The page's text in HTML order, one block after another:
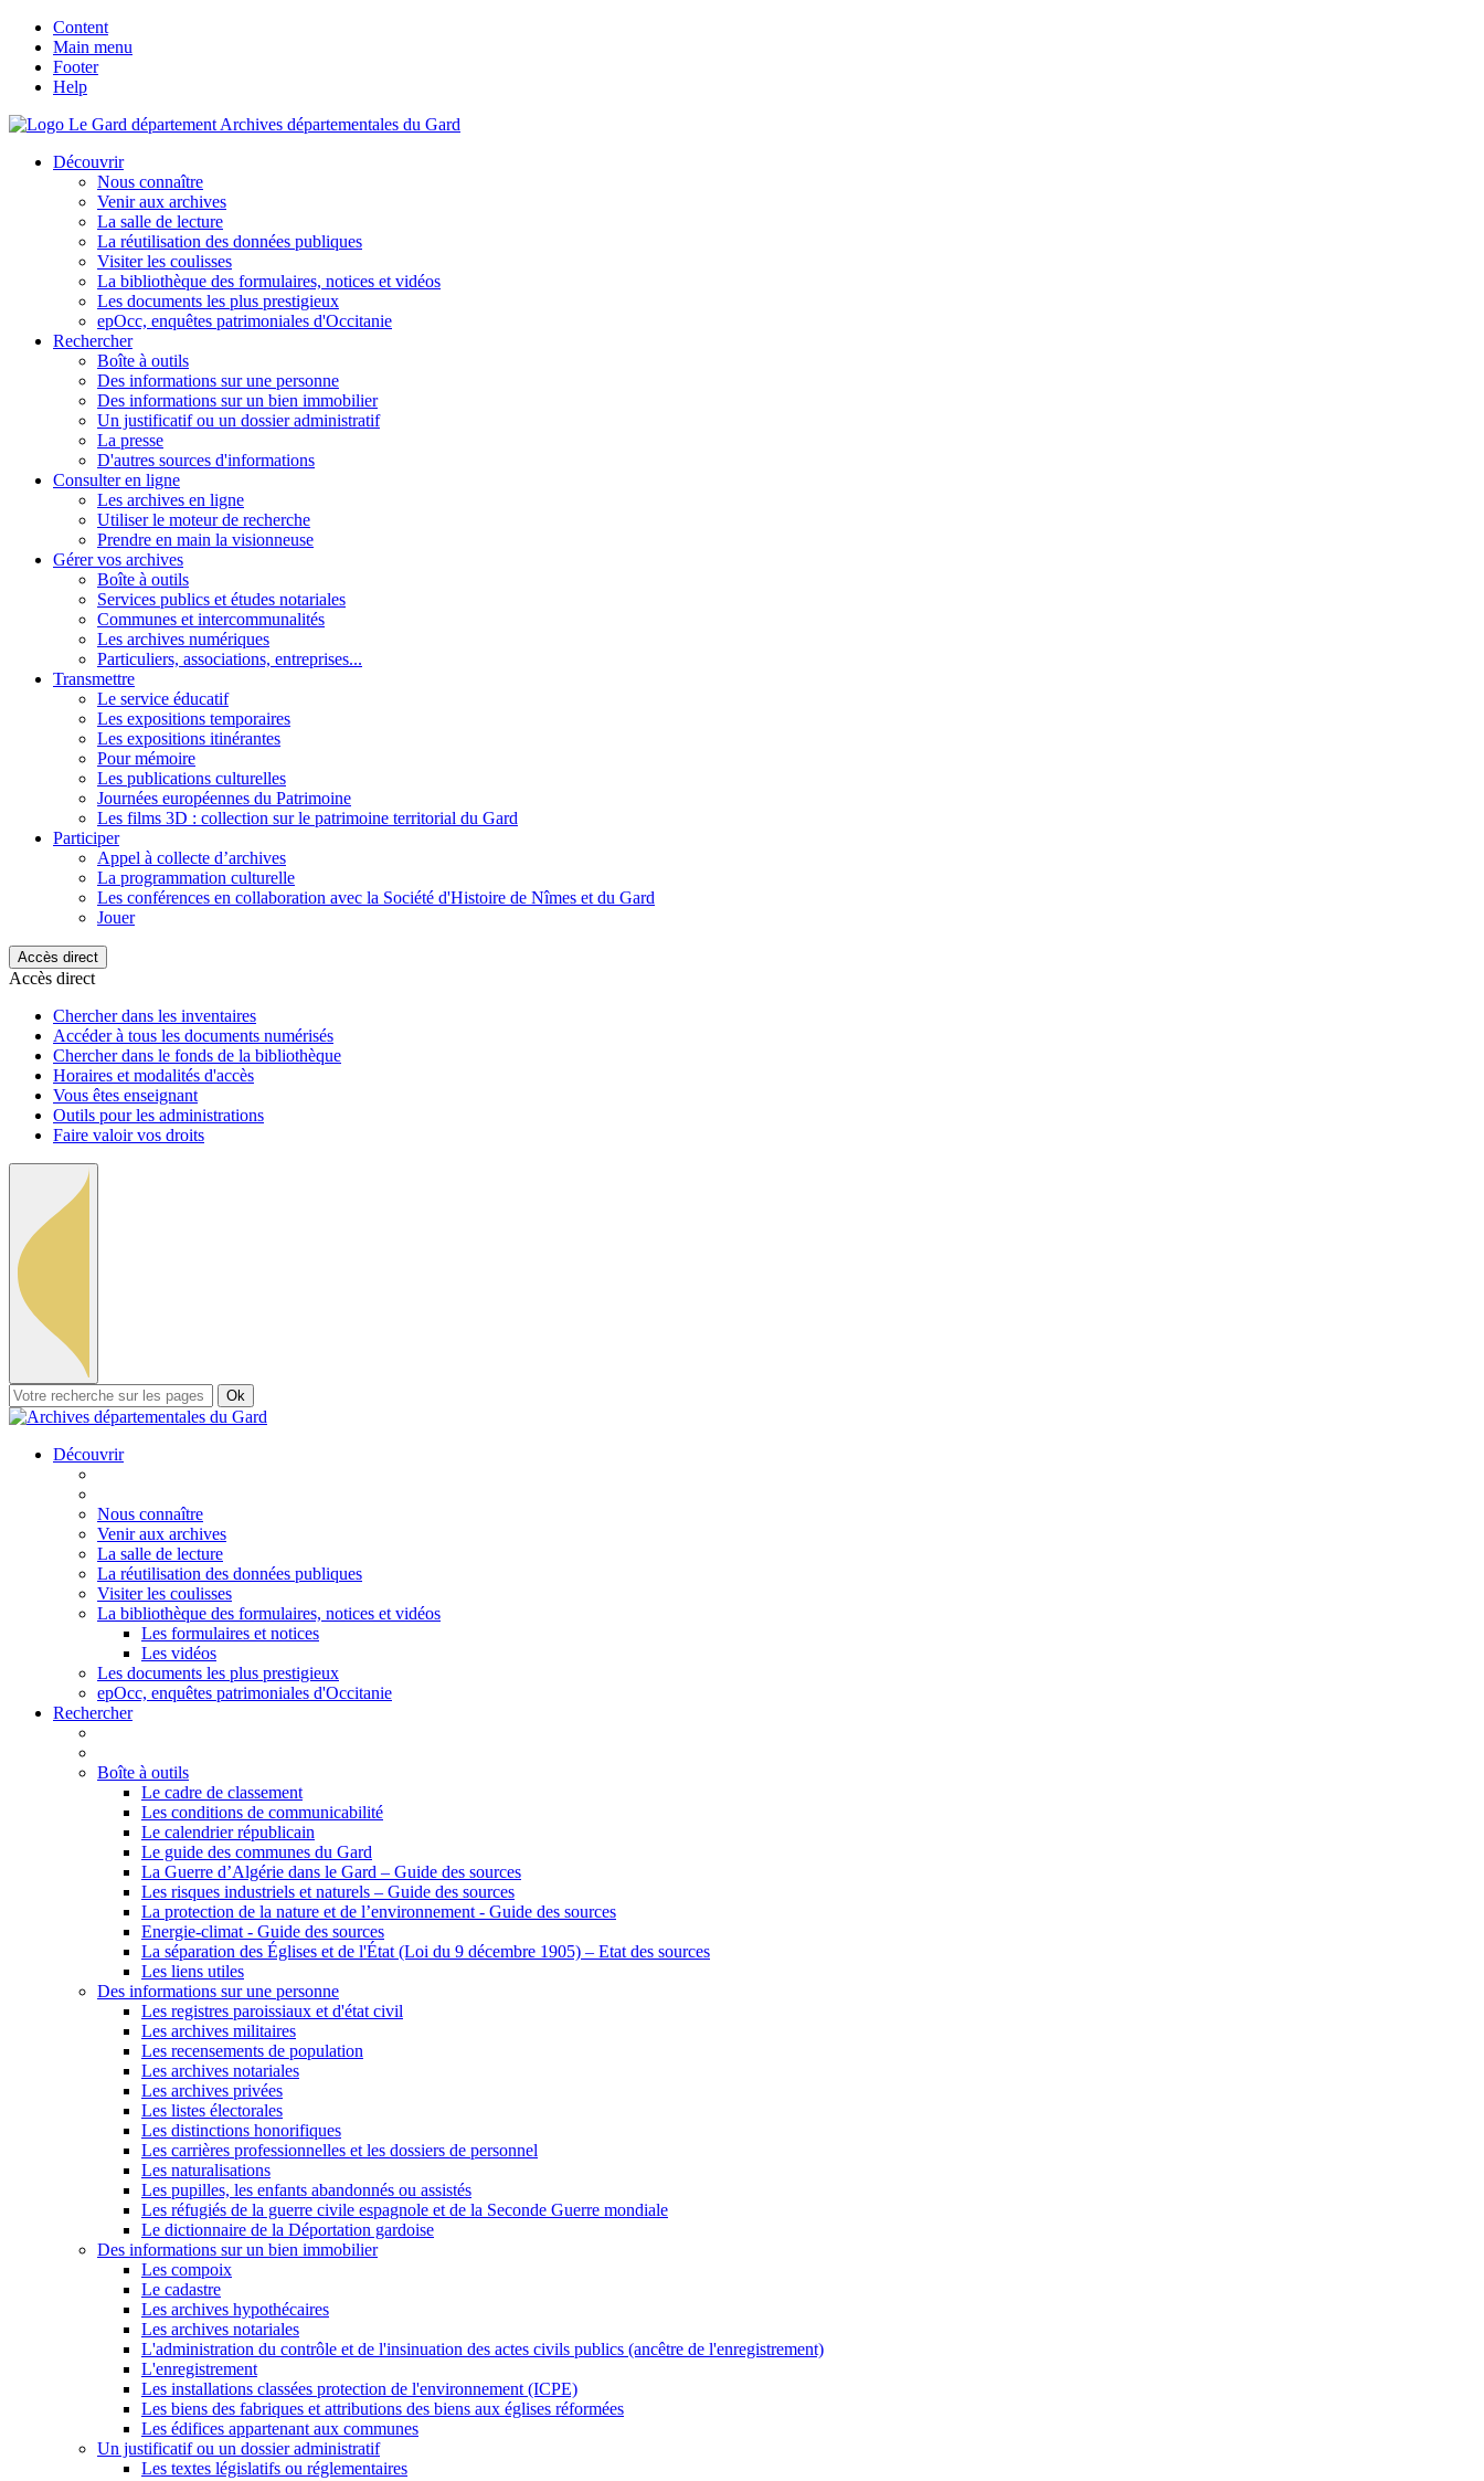
Content
Main menu
Footer
Help
Archives départementales du Gard
Découvrir
Nous connaître
Venir aux archives
La salle de lecture
La réutilisation des données publiques
Visiter les coulisses
La bibliothèque des formulaires, notices et vidéos
Les documents les plus prestigieux
epOcc, enquêtes patrimoniales d'Occitanie
Rechercher
Boîte à outils
Des informations sur une personne
Des informations sur un bien immobilier
Un justificatif ou un dossier administratif
La presse
D'autres sources d'informations
Consulter en ligne
Les archives en ligne
Utiliser le moteur de recherche
Prendre en main la visionneuse
Gérer vos archives
Boîte à outils
Services publics et études notariales
Communes et intercommunalités
Les archives numériques
Particuliers, associations, entreprises...
Transmettre
Le service éducatif
Les expositions temporaires
Les expositions itinérantes
Pour mémoire
Les publications culturelles
Journées européennes du Patrimoine
Les films 3D : collection sur le patrimoine territorial du Gard
Participer
Appel à collecte d’archives
La programmation culturelle
Les conférences en collaboration avec la Société d'Histoire de Nîmes et du Gard
Jouer
Accès direct
Accès direct
Chercher dans les inventaires
Accéder à tous les documents numérisés
Chercher dans le fonds de la bibliothèque
Horaires et modalités d'accès
Vous êtes enseignant
Outils pour les administrations
Faire valoir vos droits
Ok
Découvrir
Nous connaître
Venir aux archives
La salle de lecture
La réutilisation des données publiques
Visiter les coulisses
La bibliothèque des formulaires, notices et vidéos
Les formulaires et notices
Les vidéos
Les documents les plus prestigieux
epOcc, enquêtes patrimoniales d'Occitanie
Rechercher
Boîte à outils
Le cadre de classement
Les conditions de communicabilité
Le calendrier républicain
Le guide des communes du Gard
La Guerre d’Algérie dans le Gard – Guide des sources
Les risques industriels et naturels – Guide des sources
La protection de la nature et de l’environnement - Guide des sources
Energie-climat - Guide des sources
La séparation des Églises et de l'État (Loi du 9 décembre 1905) – Etat des sources
Les liens utiles
Des informations sur une personne
Les registres paroissiaux et d'état civil
Les archives militaires
Les recensements de population
Les archives notariales
Les archives privées
Les listes électorales
Les distinctions honorifiques
Les carrières professionnelles et les dossiers de personnel
Les naturalisations
Les pupilles, les enfants abandonnés ou assistés
Les réfugiés de la guerre civile espagnole et de la Seconde Guerre mondiale
Le dictionnaire de la Déportation gardoise
Des informations sur un bien immobilier
Les compoix
Le cadastre
Les archives hypothécaires
Les archives notariales
L'administration du contrôle et de l'insinuation des actes civils publics (ancêtre de l'enregistrement)
L'enregistrement
Les installations classées protection de l'environnement (ICPE)
Les biens des fabriques et attributions des biens aux églises réformées
Les édifices appartenant aux communes
Un justificatif ou un dossier administratif
Les textes législatifs ou réglementaires